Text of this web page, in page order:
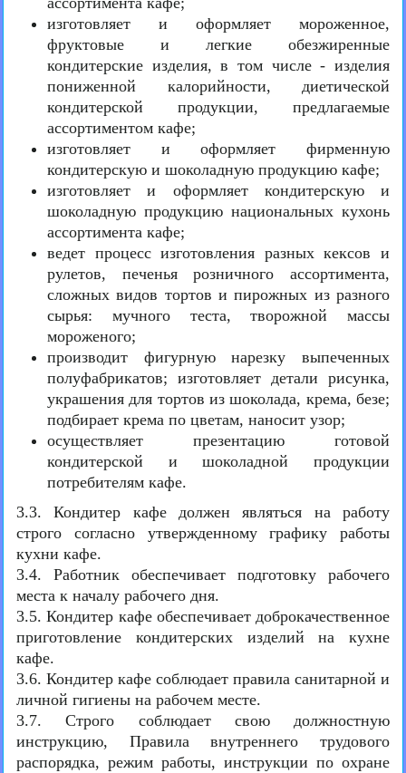
изготовляет и оформляет мороженное,
фруктовые и легкие обезжиренные
кондитерские изделия, в том числе - изделия
пониженной калорийности, диетической
кондитерской продукции, предлагаемые
ассортиментом кафе;
изготовляет и оформляет фирменную
кондитерскую и шоколадную продукцию кафе;
изготовляет и оформляет кондитерскую и
шоколадную продукцию национальных кухонь
ассортимента кафе;
ведет процесс изготовления разных кексов и
рулетов, печенья розничного ассортимента,
сложных видов тортов и пирожных из разного
сырья: мучного теста, творожной массы
мороженого;
производит фигурную нарезку выпеченных
полуфабрикатов; изготовляет детали рисунка,
украшения для тортов из шоколада, крема, безе;
подбирает крема по цветам, наносит узор;
осуществляет презентацию готовой
кондитерской и шоколадной продукции
потребителям кафе.
3.3. Кондитер кафе должен являться на работу
строго согласно утвержденному графику работы
кухни кафе.
3.4. Работник обеспечивает подготовку рабочего
места к началу рабочего дня.
3.5. Кондитер кафе обеспечивает доброкачественное
приготовление кондитерских изделий на кухне
кафе.
3.6. Кондитер кафе соблюдает правила санитарной и
личной гигиены на рабочем месте.
3.7. Строго соблюдает свою должностную
инструкцию, Правила внутреннего трудового
распорядка, режим работы, инструкции по охране